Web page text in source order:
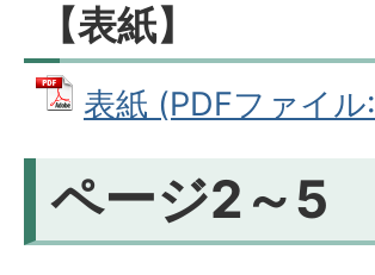
【表紙】
表紙 (PDFファイ
ページ2～5